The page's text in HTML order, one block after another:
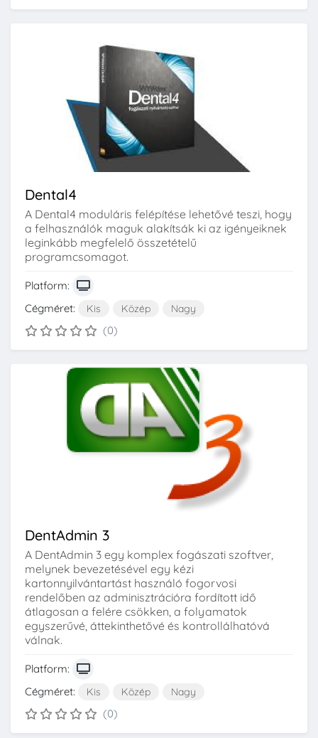
Dental4
A Dental4 moduláris felépítése lehetővé teszi, hogy
a felhasználók maguk alakítsák ki az igényeiknek
leginkább megfelelő összetételű
programcsomagot.
Platform:
Cégméret:
Kis Közép Nagy
(0)
DentAdmin 3
A DentAdmin 3 egy komplex fogászati szoftver,
melynek bevezetésével egy kézi
kartonnyilvántartást használó fogorvosi
rendelőben az adminisztrációra fordított idő
átlagosan a felére csökken, a folyamatok
egyszerűvé, áttekinthetővé és kontrollálhatóvá
válnak.
Platform:
Cégméret:
Kis Közép Nagy
(0)